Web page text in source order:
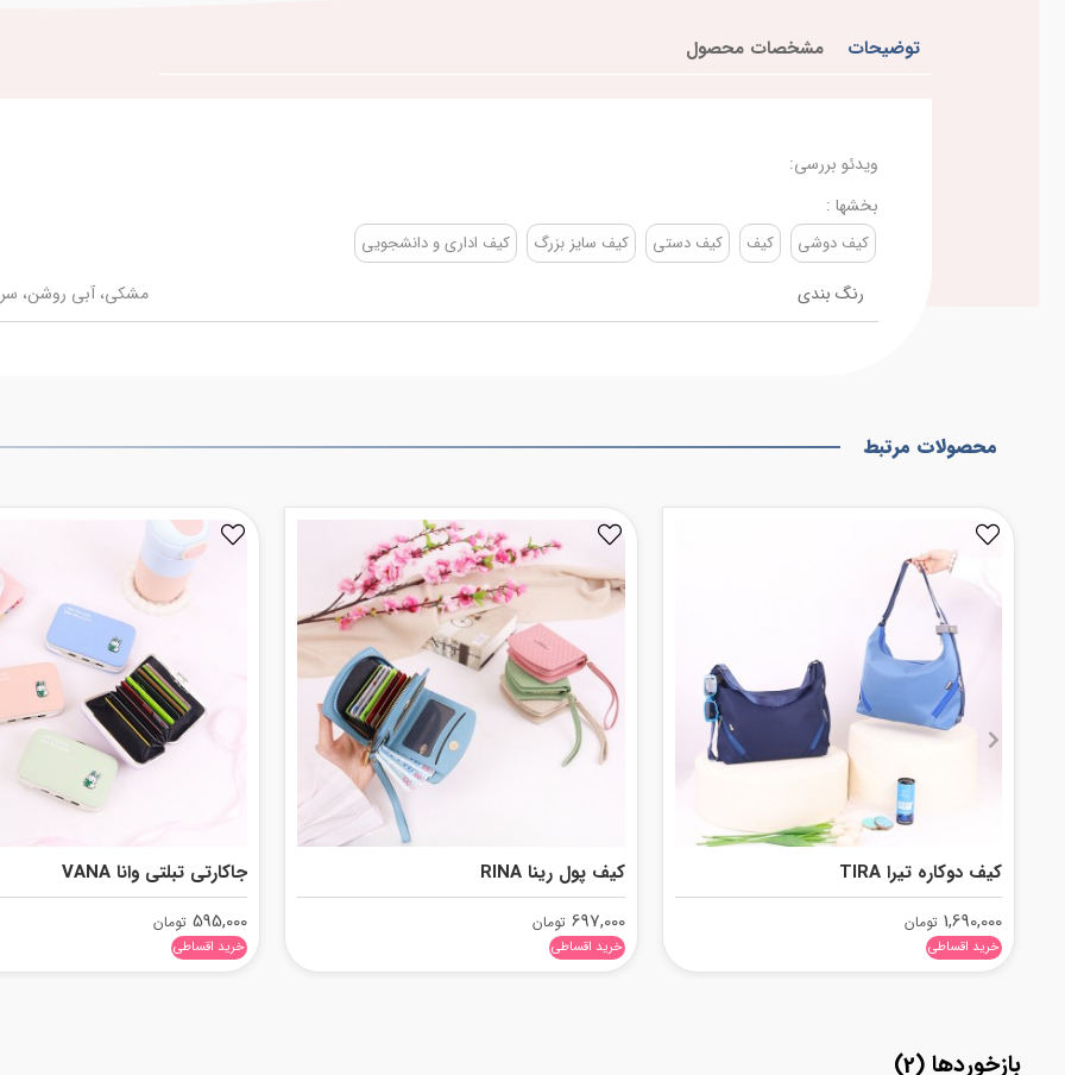
توضیحات مشخصات محصول
ویدئو بررسی:
بخشها :
کیف دوشی کیف کیف دستی کیف سایز بزرگ کیف اداری و دانشجویی
رنگ بندی مشکی، آبی روشن،
محصولات مرتبط
کیف دوکاره تیرا TIRA
1,690,000 تومان
خرید اقساطی
کیف پول رینا RINA
697,000 تومان
خرید اقساطی
جاکارتی تبلتی وانا VANA
595,000 تومان
خرید اقساطی
بازخوردها (2)